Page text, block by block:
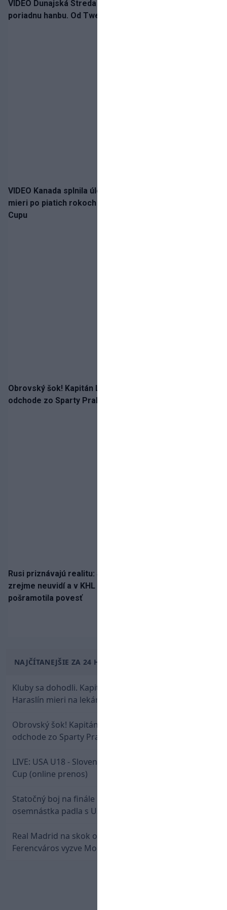
VIDEO Dunajská Streda si narobila v Holandsku
poriadnu hanbu. Od Twente inkasovala poltucet
VIDEO Kanada splnila úlohu! Slovenská osemnástka
mieri po piatich rokoch do semifinále Hlinka Gretzky
Cupu
Obrovský šok! Kapitán Lukáš Haraslín je údajne na
odchode zo Sparty Praha
Rusi priznávajú realitu: Spartak milióny od Ružičku
zrejme neuvidí a v KHL si už nezahrá. Liga si
pošramotila povesť
NAJČÍTANEJŠIE ZA 24 HODÍN
Kluby sa dohodli. Kapitán Sparty Praha Lukáš
Haraslín mieri na lekársku prehliadku
Obrovský šok! Kapitán Lukáš Haraslín je údajne na
odchode zo Sparty Praha
LIVE: USA U18 - Slovensko U18 / Hlinka-Gretzky
Cup (online prenos)
Statočný boj na finále nestačil: Slovenská
osemnástka padla s USA a zabojuje o bronz
Real Madrid na skok od Slovenska: Borbélyho
Ferencváros vyzve Mourinhove hviezdy